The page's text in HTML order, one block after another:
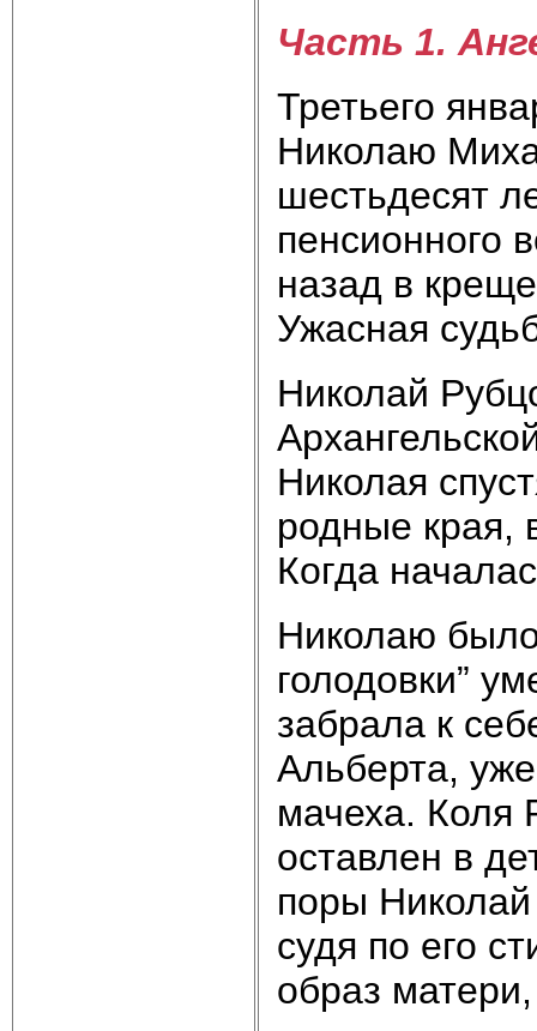
Часть 1.
Третьего
Николаю
шестьдесят
пенсионного
назад в
Ужасная
Николай
Николая
родные края,
Когда
Николаю было
голодовки”
забрала к
Альберта,
мачеха. Коля
оставлен в
поры Николай
судя по его
образ